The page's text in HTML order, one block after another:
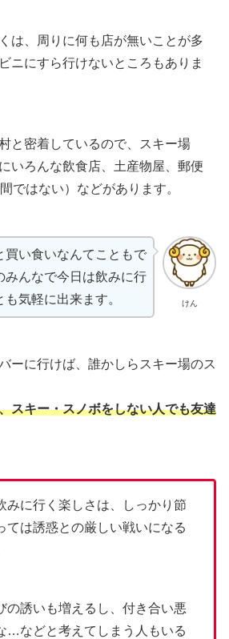
は、周りに何も店が無いことが多
ニにすら行けないところもありま
と密着しているので、スキー場
いろんな飲食店、土産物屋、郵便
ではない）などがあります。
けん
買い食いなんてこともで
みんなで今日は飲みに行
気軽に出来ます。
ーに行けば、誰かしらスキー場のス
スキー・スノボをしない人でも友達
みに行く楽しさは、しっかり節
ては誘惑との厳しい戦いになる
の誘いも増えるし、付き合い悪
…などと考えてしまう人もいる